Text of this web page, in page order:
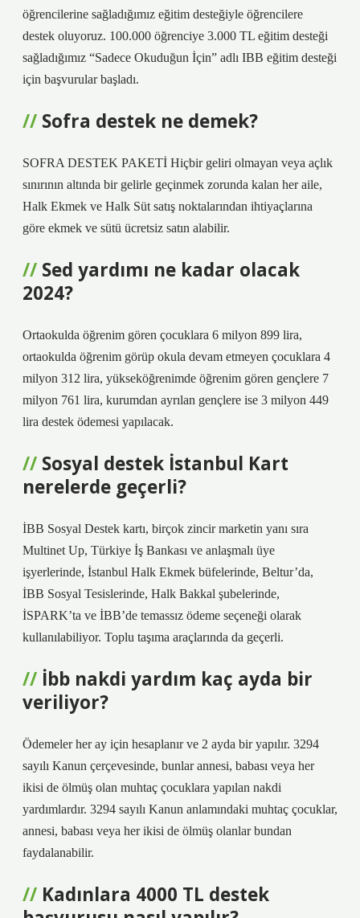
öğrencilerine sağladığımız eğitim desteğiyle öğrencilere
destek oluyoruz. 100.000 öğrenciye 3.000 TL eğitim desteği
sağladığımız “Sadece Okuduğun İçin” adlı IBB eğitim desteği
için başvurular başladı.
Sofra destek ne demek?
SOFRA DESTEK PAKETİ Hiçbir geliri olmayan veya açlık
sınırının altında bir gelirle geçinmek zorunda kalan her aile,
Halk Ekmek ve Halk Süt satış noktalarından ihtiyaçlarına
göre ekmek ve sütü ücretsiz satın alabilir.
Sed yardımı ne kadar olacak
2024?
Ortaokulda öğrenim gören çocuklara 6 milyon 899 lira,
ortaokulda öğrenim görüp okula devam etmeyen çocuklara 4
milyon 312 lira, yükseköğrenimde öğrenim gören gençlere 7
milyon 761 lira, kurumdan ayrılan gençlere ise 3 milyon 449
lira destek ödemesi yapılacak.
Sosyal destek İstanbul Kart
nerelerde geçerli?
İBB Sosyal Destek kartı, birçok zincir marketin yanı sıra
Multinet Up, Türkiye İş Bankası ve anlaşmalı üye
işyerlerinde, İstanbul Halk Ekmek büfelerinde, Beltur’da,
İBB Sosyal Tesislerinde, Halk Bakkal şubelerinde,
İSPARK’ta ve İBB’de temassız ödeme seçeneği olarak
kullanılabiliyor. Toplu taşıma araçlarında da geçerli.
İbb nakdi yardım kaç ayda bir
veriliyor?
Ödemeler her ay için hesaplanır ve 2 ayda bir yapılır. 3294
sayılı Kanun çerçevesinde, bunlar annesi, babası veya her
ikisi de ölmüş olan muhtaç çocuklara yapılan nakdi
yardımlardır. 3294 sayılı Kanun anlamındaki muhtaç çocuklar,
annesi, babası veya her ikisi de ölmüş olanlar bundan
faydalanabilir.
Kadınlara 4000 TL destek